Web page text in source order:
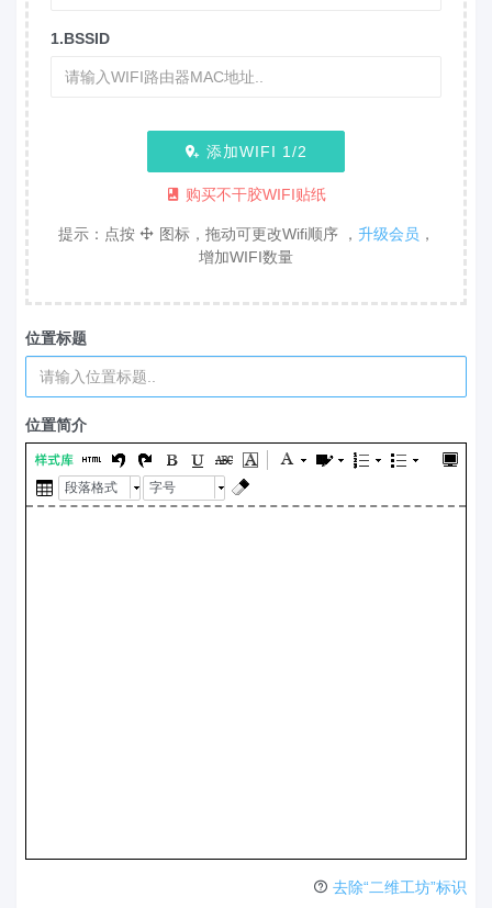
1.BSSID
添加WIFI 1 /2
购买不干胶WIFI贴纸
提示：点按 图标，拖动可更改Wifi顺序 ， 升级会员 ，
增加WIFI数量
位置标题
位置简介
段落格式 字号
去除“二维工坊”标识